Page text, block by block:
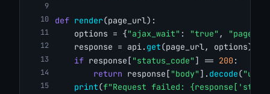
def render(page_url):
    options = {
"ajax_wait" : "true" ,
    response = api.
get(page_url, options)
if response[ "status_code" ] == 200 :
return response[ "body" ]. decode("utf-
print(f"Request failed: